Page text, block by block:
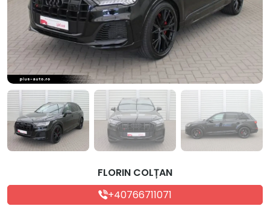
Contact
FLORIN COLȚAN
+40766711071